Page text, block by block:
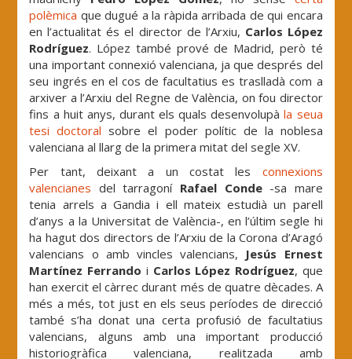
polèmica que dugué a la ràpida arribada de qui encara
en l’actualitat és el director de l’Arxiu, Carlos López
Rodríguez. López també prové de Madrid, però té
una important connexió valenciana, ja que després del
seu ingrés en el cos de facultatius es traslladà com a
arxiver a l’Arxiu del Regne de València, on fou director
fins a huit anys, durant els quals desenvolupàla seua
tesi doctoral sobre el poder polític de la noblesa
valenciana al llarg de la primera mitat del segle XV.
Per tant, deixant a un costat les connexions
valencianes del tarragoní Rafael Conde-sa mare
tenia arrels a Gandia i ell mateix estudià un parell
d’anys a la Universitat de València-, en l’últim segle hi
ha hagut dos directors de l’Arxiu de la Corona d’Aragó
valencians o amb vincles valencians, Jesús Ernest
Martínez Ferrando i Carlos López Rodríguez, que
han exercit el càrrec durant més de quatre dècades. A
més a més, tot just en els seus períodes de direcció
també s’ha donat una certa profusió de facultatius
valencians, alguns amb una important producció
historiogràfica valenciana, realitzada amb